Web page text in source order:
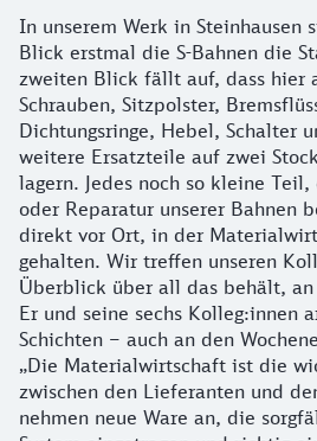
In unserem Werk in Steinhausen
Blick erstmal die S-Bahnen die
zweiten Blick fällt auf, dass hier
Schrauben, Sitzpolster,
Dichtungsringe, Hebel, Schalter
weitere Ersatzteile auf zwei
lagern. Jedes noch so kleine
oder Reparatur unserer Bahnen
direkt vor Ort, in der
gehalten. Wir treffen unseren
Überblick über all das behält,
Er und seine sechs Kolleg:innen
Schichten – auch an den
„Die Materialwirtschaft ist die
zwischen den Lieferanten und
nehmen neue Ware an, die